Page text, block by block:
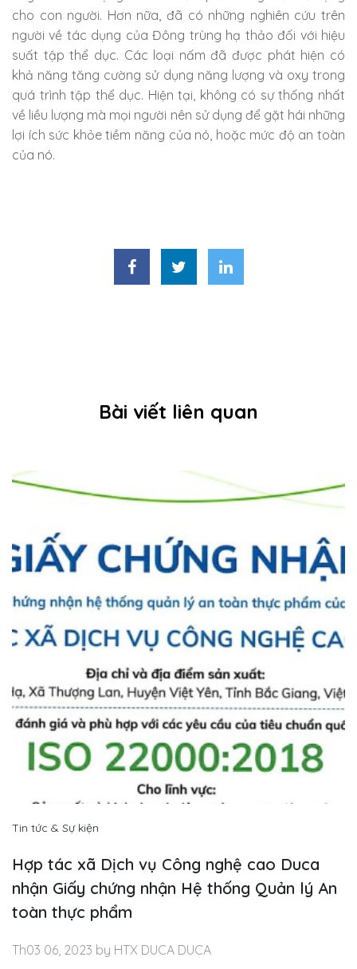
cho con người. Hơn nữa, đã có những nghiên cứu trên
người về tác dụng của Đông trùng hạ thảo đối với hiệu
suất tập thể dục. Các loại nấm đã được phát hiện có
khả năng tăng cường sử dụng năng lượng và oxy trong
quá trình tập thể dục. Hiện tại, không có sự thống nhất
về liều lượng mà mọi người nên sử dụng để gặt hái những
lợi ích sức khỏe tiềm năng của nó, hoặc mức độ an toàn
của nó.
Bài viết liên quan
Tin tức & Sự kiện
Hợp tác xã Dịch vụ Công nghệ cao Duca
nhận Giấy chứng nhận Hệ thống Quản lý An
toàn thực phẩm
Th03 06, 2023 by HTX DUCA DUCA